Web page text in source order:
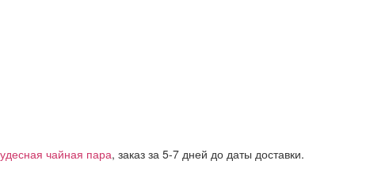
чайная пара, заказ за 5-7 дней до даты доставки.